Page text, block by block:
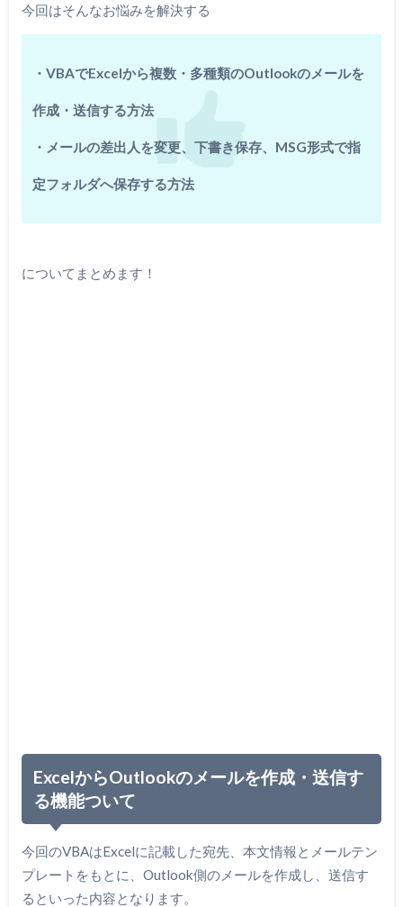
今回はそんなお悩みを解決する
・VBAでExcelから複数・多種類のOutlookのメールを
作成・送信する方法
・メールの差出人を変更、下書き保存、MSG形式で指
定フォルダへ保存する方法
についてまとめます！
ExcelからOutlookのメールを作成・送信す
る機能ついて
今回のVBAはExcelに記載した宛先、本文情報とメールテン
プレートをもとに、Outlook側のメールを作成し、送信す
るといった内容となります。